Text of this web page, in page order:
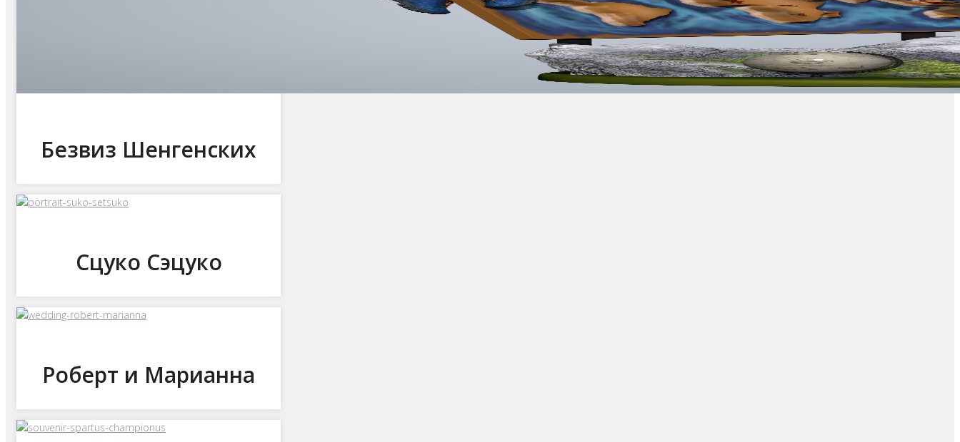
Безвиз Шенгенских
Сцуко Сэцуко
Роберт и Марианна